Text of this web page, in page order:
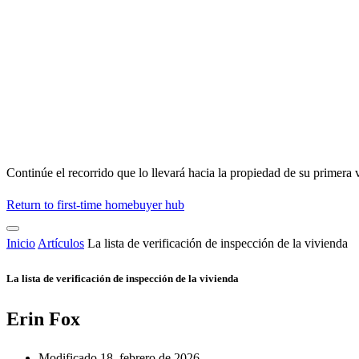
Continúe el recorrido que lo llevará hacia la propiedad de su primera
Return to first-time homebuyer hub
Inicio Artículos La lista de verificación de inspección de la vivienda
La lista de verificación de inspección de la vivienda
Erin Fox